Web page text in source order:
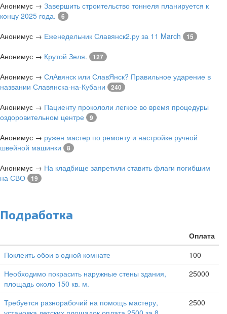
Анонимус → Завершить строительство тоннеля планируется к
концу 2025 года.
6
Анонимус → Еженедельник Славянск2.ру за 11 March 15
Анонимус → Крутой Зеля. 127
Анонимус → СлАвянск или СлавЯнск? Правильное ударение в
названии Славянска-на-Кубани
240
Анонимус → Пациенту прокололи легкое во время процедуры
оздоровительном центре
9
Анонимус → ружен мастер по ремонту и настройке ручной
швейной машинки
8
Анонимус → На кладбище запретили ставить флаги погибшим
на СВО
19
Подработка
Оплата
Поклеить обои в одной комнате
100
Необходимо покрасить наружные стены здания,
площадь около 150 кв. м.
25000
Требуется разнорабочий на помощь мастеру,
2500